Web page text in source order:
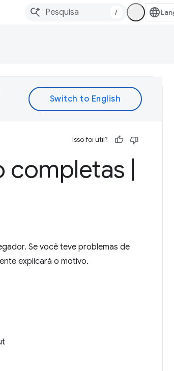
/
Isso foi útil?
completas
Se você teve problemas de
explicará o motivo.